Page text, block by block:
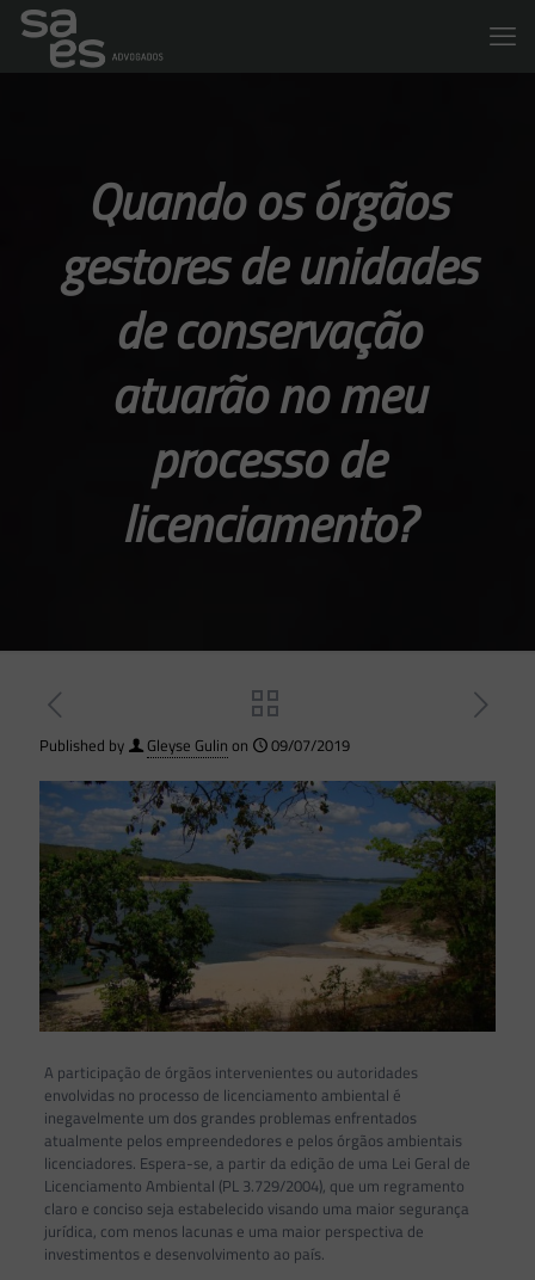
Quando os órgãos
gestores de unidades
de conservação
atuarão no meu
processo de
licenciamento?
Published by Gleyse Gulin on 09/07/2019
A participação de órgãos intervenientes ou autoridades
envolvidas no processo de licenciamento ambiental é
inegavelmente um dos grandes problemas enfrentados
atualmente pelos empreendedores e pelos órgãos ambientais
licenciadores. Espera-se, a partir da edição de uma Lei Geral de
Licenciamento Ambiental (PL 3.729/2004), que um regramento
claro e conciso seja estabelecido visando uma maior segurança
jurídica, com menos lacunas e uma maior perspectiva de
investimentos e desenvolvimento ao país.